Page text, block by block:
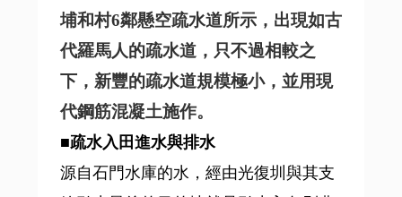
埔和村6鄰懸空疏水道所示，出現如古
代羅馬人的疏水道，只不過相較之
下，新豐的疏水道規模極小，並用現
代鋼筋混凝土施作。
■疏水入田進水與排水
源自石門水庫的水，經由光復圳與其支